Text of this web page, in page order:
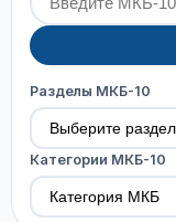
Разделы МКБ-10
Категории МКБ-10